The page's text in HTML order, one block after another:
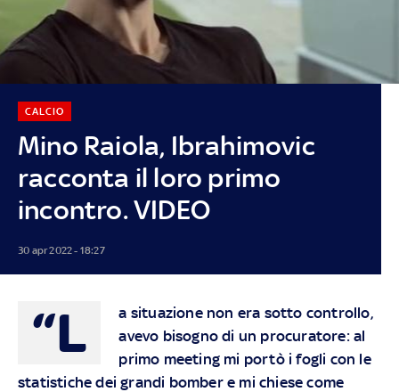
Mino Raiola, Ibrahimovic
racconta il loro primo
incontro. VIDEO
CALCIO
30 apr 2022 - 18:27
“L
a situazione non era sotto controllo,
avevo bisogno di un procuratore: al
primo meeting mi portò i fogli con le
statistiche dei grandi bomber e mi chiese come